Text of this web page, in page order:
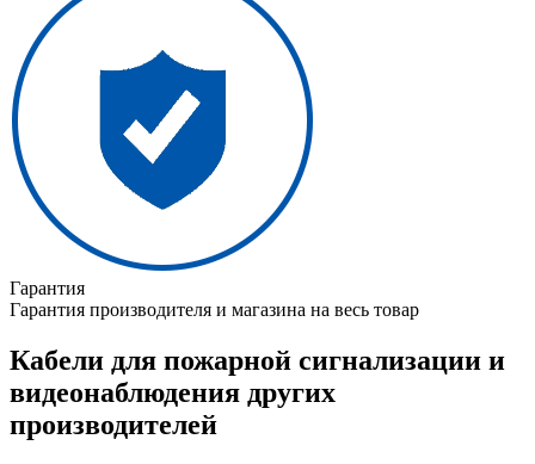
Гарантия
Гарантия производителя и магазина на весь товар
Кабели для пожарной сигнализации и
видеонаблюдения других
производителей